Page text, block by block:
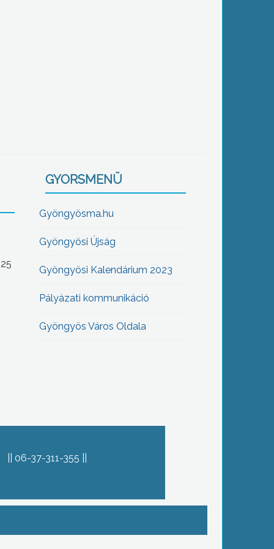
GYORSMENÜ
Gyöngyösma.hu
Gyöngyösi Újság
Gyöngyösi Kalendárium 2023
Pályázati kommunikáció
Gyöngyös Város Oldala
06-37-311-355